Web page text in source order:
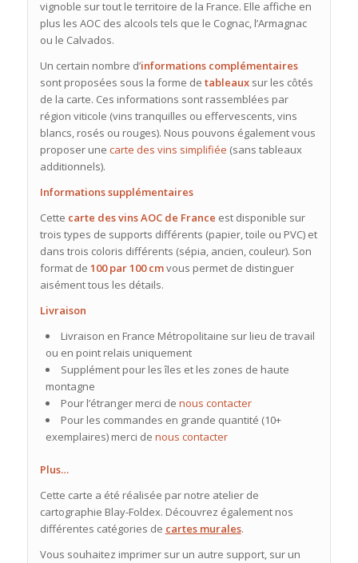
vignoble sur tout le territoire de la France. Elle affiche en
plus les AOC des alcools tels que le Cognac, l’Armagnac
ou le Calvados.
Un certain nombre d’informations complémentaires
sont proposées sous la forme de tableauxsur les côtés
de la carte. Ces informations sont rassemblées par
région viticole (vins tranquilles ou effervescents, vins
blancs, rosés ou rouges). Nous pouvons également vous
proposer une carte des vins simplifiée (sans tableaux
additionnels).
Informations supplémentaires
Cette carte des vins AOC de France est disponible sur
trois types de supports différents (papier, toile ou PVC) et
dans trois coloris différents (sépia, ancien, couleur). Son
format de 100 par 100 cmvous permet de distinguer
aisément tous les détails.
Livraison
Livraison en France Métropolitaine sur lieu de travail
ou en point relais uniquement
Supplément pour les îles et les zones de haute
montagne
Pour l’étranger merci de nous contacter
Pour les commandes en grande quantité (10+
exemplaires) merci de nous contacter
Plus…
Cette carte a été réalisée par notre atelier de
cartographie Blay-Foldex. Découvrez également nos
différentes catégories de cartes murales.
Vous souhaitez imprimer sur un autre support, sur un